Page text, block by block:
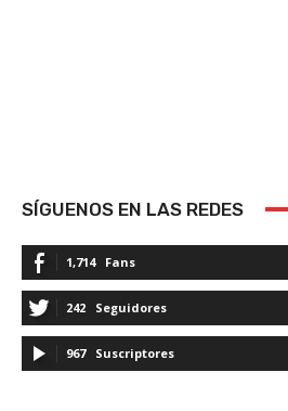
SÍGUENOS EN LAS REDES
1,714 Fans
242 Seguidores
967 Suscriptores